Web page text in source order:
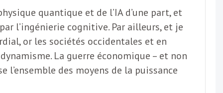
quantique et de l’IA d’une part, et
l’ingénierie cognitive. Par ailleurs, et je
or les sociétés occidentales et en
La guerre économique – et non
des moyens de la puissance